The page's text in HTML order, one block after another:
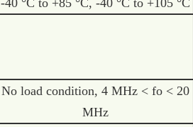
-40 °C to +85 °C, -40 °C to +105 °C
No load condition, 4 MHz < fo < 20
MHz